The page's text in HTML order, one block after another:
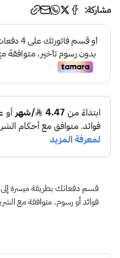
مشاركة:
فوائد أو رسوم. متوافقة مع